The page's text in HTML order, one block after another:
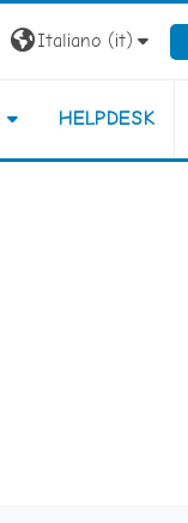
Italiano ‎(it)‎
HELPDESK